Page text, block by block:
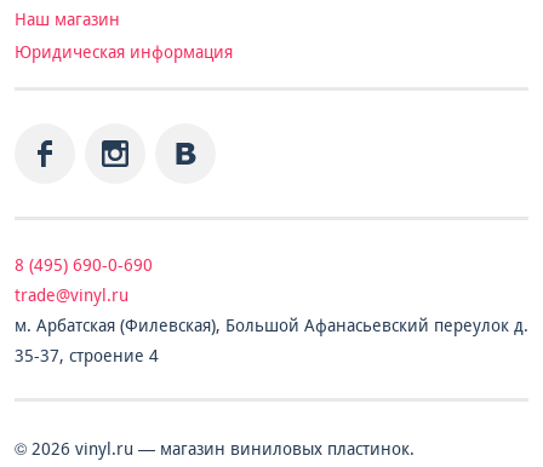
Наш магазин
Юридическая информация
8 (495) 690-0-690
trade@vinyl.ru
м. Арбатская (Филевская), Большой Афанасьевский переулок д.
35-37, строение 4
© 2026 vinyl.ru — магазин виниловых пластинок.